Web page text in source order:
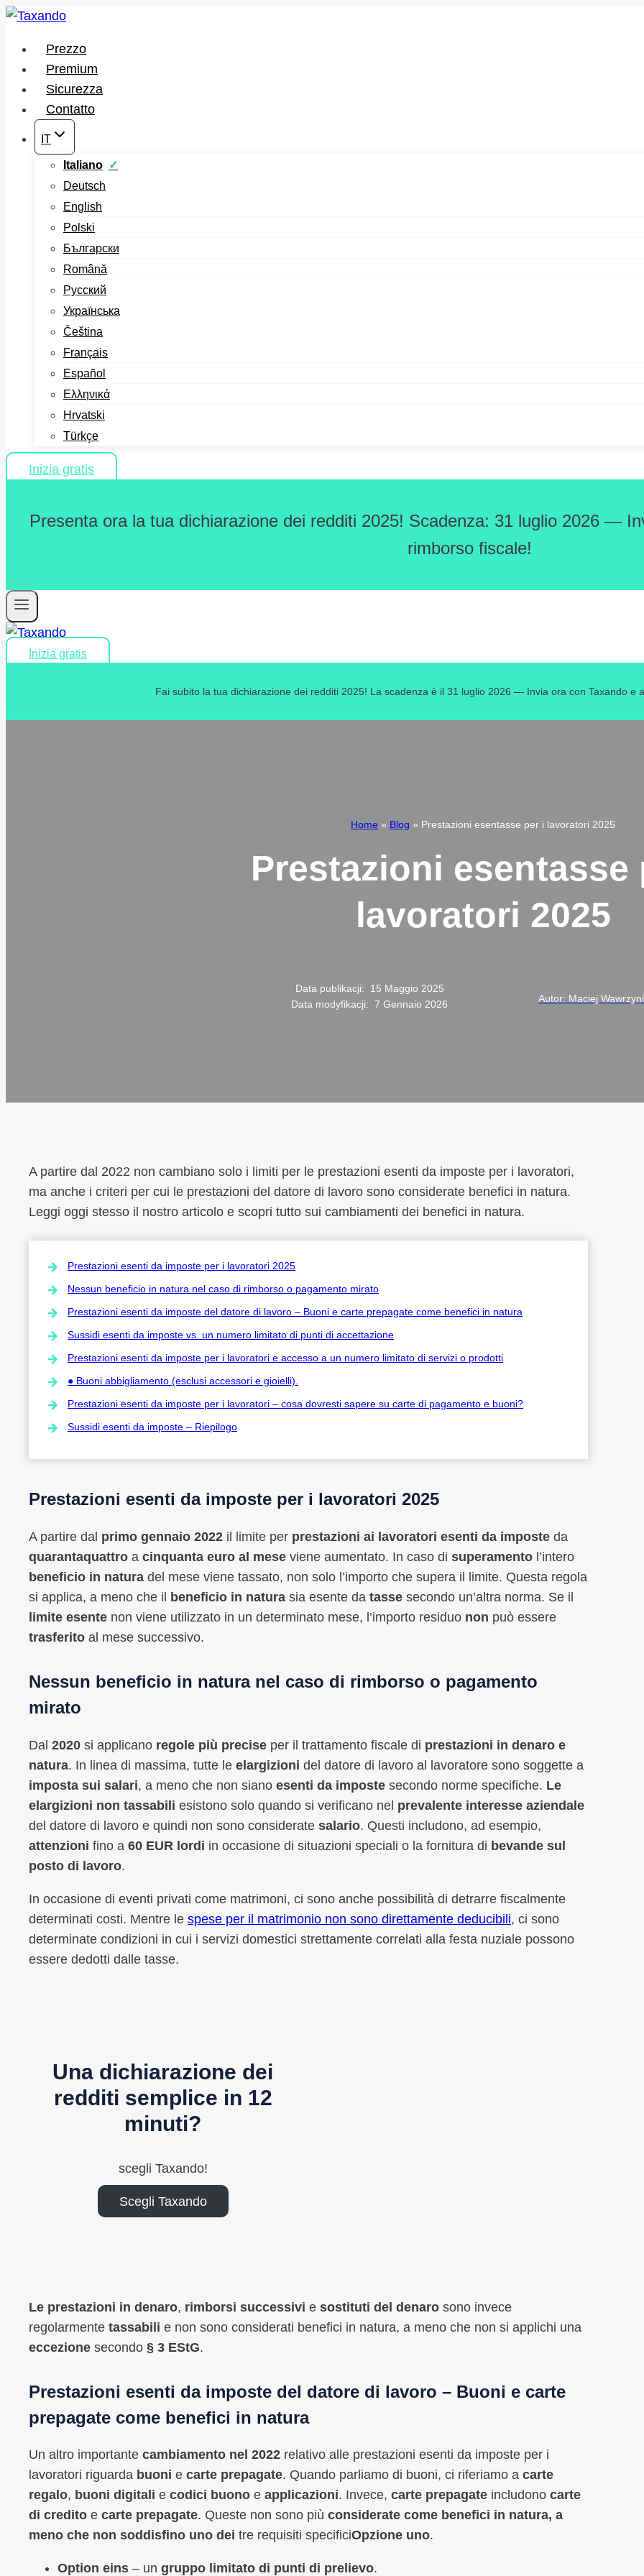
Salta
contenutoPrezzo
Premium
Sicurezza
Contatto
IT
Italiano
Deutsch
English
Polski
Български
Română
Русский
Українська
Čeština
Français
Español
Ελληνικά
Hrvatski
Türkçe
Inizia gratis
Presenta ora la tua dichiarazione dei redditi 2025! Scadenza: 31 luglio 2026 —
rimborso fiscale!
Inizia gratis
Fai subito la tua dichiarazione dei redditi 2025! La scadenza è il 31 luglio 2026 — Invia ora con Taxando e
Home » Blog » Prestazioni esentasse per i lavoratori 2025
Prestazioni esentasse
lavoratori 2025
Data publikacji:
15 Maggio 2025
Data modyfikacji: 7 Gennaio 2026 Autor: Maciej
A partire dal 2022 non cambiano solo i limiti per le prestazioni esenti da imposte per i lavoratori,
ma anche i criteri per cui le prestazioni del datore di lavoro sono considerate benefici in natura.
Leggi oggi stesso il nostro articolo e scopri tutto sui cambiamenti dei benefici in natura.
Prestazioni esenti da imposte per i lavoratori 2025
Nessun beneficio in natura nel caso di rimborso o pagamento mirato
Prestazioni esenti da imposte del datore di lavoro – Buoni e carte prepagate come benefici in natura
Sussidi esenti da imposte vs. un numero limitato di punti di accettazione
Prestazioni esenti da imposte per i lavoratori e accesso a un numero limitato di servizi o prodotti
● Buoni abbigliamento (esclusi accessori e gioielli).
Prestazioni esenti da imposte per i lavoratori – cosa dovresti sapere su carte di pagamento e buoni?
Sussidi esenti da imposte – Riepilogo
Prestazioni esenti da imposte per i lavoratori 2025
A partire dal primo gennaio 2022 il limite per prestazioni ai lavoratori esenti da imposte da
quarantaquattro a cinquanta euro al mese viene aumentato. In caso di superamento l’intero
beneficio in natura del mese viene tassato, non solo l’importo che supera il limite. Questa regola
si applica, a meno che il beneficio in natura sia esente da tasse secondo un’altra norma. Se il
limite esente non viene utilizzato in un determinato mese, l’importo residuo non può essere
trasferito al mese successivo.
Nessun beneficio in natura nel caso di rimborso o pagamento
mirato
Dal 2020 si applicano regole più precise per il trattamento fiscale di prestazioni in denaro e
natura. In linea di massima, tutte le elargizioni del datore di lavoro al lavoratore sono soggette a
imposta sui salari, a meno che non siano esenti da imposte secondo norme specifiche. Le
elargizioni non tassabili esistono solo quando si verificano nel prevalente interesse aziendale
del datore di lavoro e quindi non sono considerate salario. Questi includono, ad esempio,
attenzioni fino a 60 EUR lordi in occasione di situazioni speciali o la fornitura di bevande sul
posto di lavoro.
In occasione di eventi privati come matrimoni, ci sono anche possibilità di detrarre fiscalmente
determinati costi. Mentre le spese per il matrimonio non sono direttamente deducibili, ci sono
determinate condizioni in cui i servizi domestici strettamente correlati alla festa nuziale possono
essere dedotti dalle tasse.
Una dichiarazione dei
redditi semplice in 12
minuti?
scegli Taxando!
Scegli Taxando
Le prestazioni in denaro, rimborsi successivi e sostituti del denaro sono invece
regolarmente tassabili e non sono considerati benefici in natura, a meno che non si applichi una
eccezione secondo § 3 EStG.
Prestazioni esenti da imposte del datore di lavoro – Buoni e carte
prepagate come benefici in natura
Un altro importante cambiamento nel 2022 relativo alle prestazioni esenti da imposte per i
lavoratori riguarda buoni e carte prepagate. Quando parliamo di buoni, ci riferiamo a carte
regalo, buoni digitali e codici buono e applicazioni. Invece, carte prepagate includono carte
di credito e carte prepagate. Queste non sono più considerate come benefici in natura, a
meno che non soddisfino uno dei tre requisiti specificiOpzione uno.
Option eins – un gruppo limitato di punti di prelievo.